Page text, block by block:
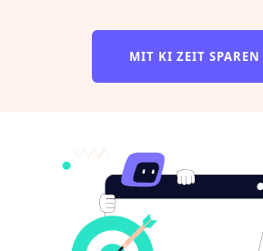
MIT KI ZEIT SPAREN